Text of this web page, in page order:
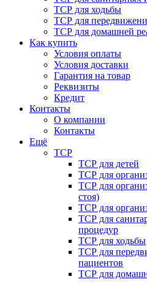
ТСР для ходьбы
ТСР для
ТСР для домашней
Как купить
Условия оплаты
Условия доставки
Гарантия на товар
Реквизиты
Кредит
Контакты
О компании
Контакты
Ещё
ТСР
ТСР для детей
ТСР для
ТСР для
стоя)
ТСР для
ТСР для
процедур
ТСР для ходьбы
ТСР для
пациентов
ТСР для